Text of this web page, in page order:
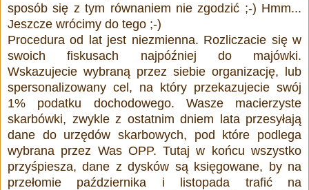
sposób się z tym równaniem nie zgodzić ;-) Hmm...
Jeszcze wrócimy do tego ;-)
Procedura od lat jest niezmienna. Rozliczacie się w
swoich fiskusach najpóźniej do majówki.
Wskazujecie wybraną przez siebie organizację, lub
spersonalizowany cel, na który przekazujecie swój
1% podatku dochodowego. Wasze macierzyste
skarbówki, zwykle z ostatnim dniem lata przesyłają
dane do urzędów skarbowych, pod które podlega
wybrana przez Was OPP. Tutaj w końcu wszystko
przyśpiesza, dane z dysków są księgowane, by na
przełomie października i listopada trafić na